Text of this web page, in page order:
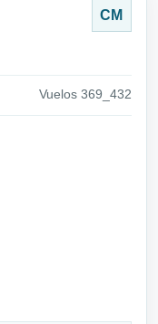
CM
Vuelos 369_432